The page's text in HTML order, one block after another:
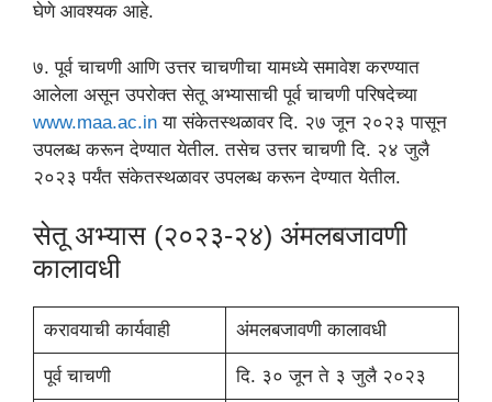
घेणे आवश्यक आहे.
७. पूर्व चाचणी आणि उत्तर चाचणीचा यामध्ये समावेश करण्यात
आलेला असून उपरोक्त सेतू अभ्यासाची पूर्व चाचणी परिषदेच्या
www.maa.ac.in या संकेतस्थळावर दि. २७ जून २०२३ पासून
उपलब्ध करून देण्यात येतील. तसेच उत्तर चाचणी दि. २४ जुलै
२०२३ पर्यंत संकेतस्थळावर उपलब्ध करून देण्यात येतील.
सेतू अभ्यास (२०२३-२४) अंमलबजावणी
कालावधी
करावयाची कार्यवाही अंमलबजावणी कालावधी
पूर्व चाचणी दि. ३० जून ते ३ जुलै २०२३